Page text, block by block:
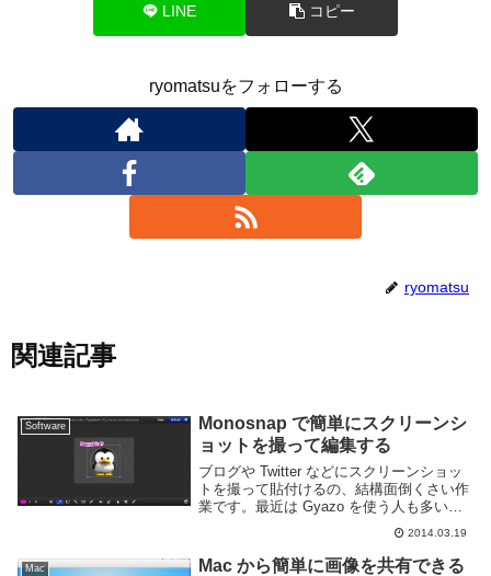
LINE コピー
ryomatsuをフォローする
ryomatsu
関連記事
Software
Monosnap で簡単にスクリーンシ
ョットを撮って編集する
ブログや Twitter などにスクリーンショッ
トを撮って貼付けるの、結構面倒くさい作
業です。最近は Gyazo を使う人も多いで
すがシンプルすぎてちょっとした編集もで
きない。かといって画像編集ソフトを使う
のも大げさすぎる。というわけで便利...
2014.03.19
Mac
Mac から簡単に画像を共有できる